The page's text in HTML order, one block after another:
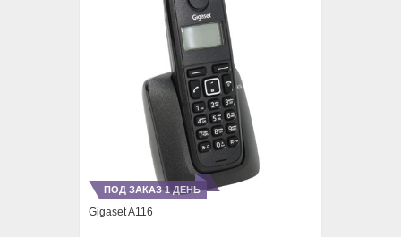
ПОД ЗАКАЗ 1 ДЕНЬ
Gigaset A116